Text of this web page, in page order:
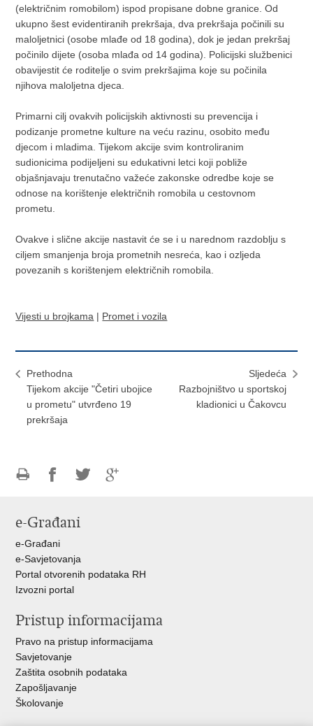
(električnim romobilom) ispod propisane dobne granice. Od
ukupno šest evidentiranih prekršaja, dva prekršaja počinili su
maloljetnici (osobe mlađe od 18 godina), dok je jedan prekršaj
počinilo dijete (osoba mlađa od 14 godina). Policijski službenici
obavijestit će roditelje o svim prekršajima koje su počinila
njihova maloljetna djeca.
Primarni cilj ovakvih policijskih aktivnosti su prevencija i
podizanje prometne kulture na veću razinu, osobito među
djecom i mladima. Tijekom akcije svim kontroliranim
sudionicima podijeljeni su edukativni letci koji pobliže
objašnjavaju trenutačno važeće zakonske odredbe koje se
odnose na korištenje električnih romobila u cestovnom
prometu.
Ovakve i slične akcije nastavit će se i u narednom razdoblju s
ciljem smanjenja broja prometnih nesreća, kao i ozljeda
povezanih s korištenjem električnih romobila.
Vijesti u brojkama | Promet i vozila
Prethodna
Tijekom akcije "Četiri ubojice
u prometu" utvrđeno 19
prekršaja
Sljedeća
Razbojništvo u sportskoj
kladionici u Čakovcu
FacebookuTwitteru
e-Građani
e-Građani
e-Savjetovanja
Portal otvorenih podataka RH
Izvozni portal
Pristup informacijama
Pravo na pristup informacijama
Savjetovanje
Zaštita osobnih podataka
Zapošljavanje
Školovanje